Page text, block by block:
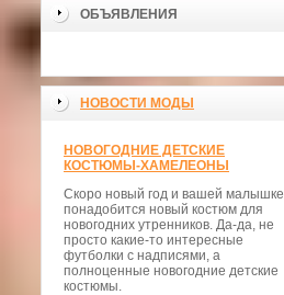
ОБЪЯВЛЕНИЯ
НОВОСТИ МОДЫ
НОВОГОДНИЕ ДЕТСКИЕ
КОСТЮМЫ-ХАМЕЛЕОНЫ
Скоро новый год и вашей малышке
понадобится новый костюм для
новогодних утренников. Да-да, не
просто какие-то интересные
футболки с надписями, а
полноценные новогодние детские
костюмы.